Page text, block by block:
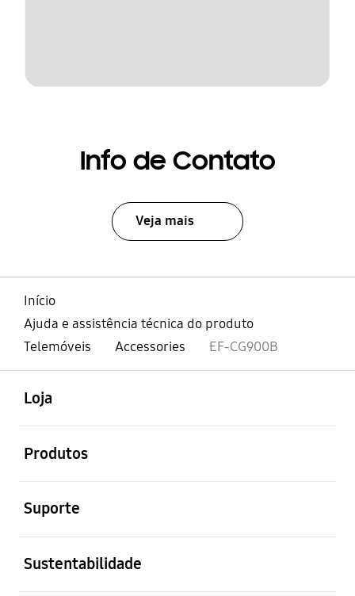
Info de Contato
Veja mais
Início
Ajuda e assistência técnica do produto
Telemóveis
Accessories EF-CG900B
Loja
Produtos
Suporte
Sustentabilidade